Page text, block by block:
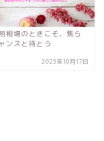
相場のときこそ、焦ら
ンスと待とう
2025年10月17日